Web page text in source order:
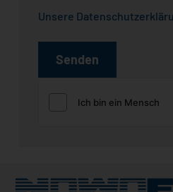
Unsere